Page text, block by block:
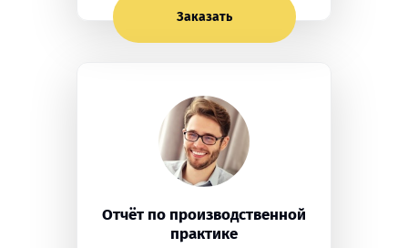
Заказать
Отчёт по производственной
практике